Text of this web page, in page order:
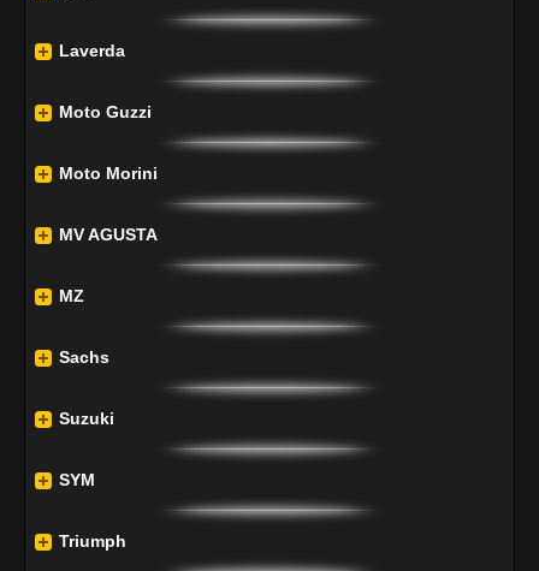
Laverda
Moto Guzzi
Moto Morini
MV AGUSTA
MZ
Sachs
Suzuki
SYM
Triumph